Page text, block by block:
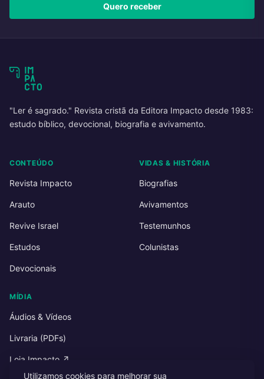
Quero receber
"Ler é sagrado." Revista cristã da Editora Impacto desde 1983:
estudo bíblico, devocional, biografia e avivamento.
CONTEÚDO
Revista Impacto
Arauto
Revive Israel
Estudos
Devocionais
VIDAS & HISTÓRIA
Biografias
Avivamentos
Testemunhos
Colunistas
MÍDIA
Áudios & Vídeos
Livraria (PDFs)
Loja Impacto ↗
Utilizamos cookies para melhorar sua